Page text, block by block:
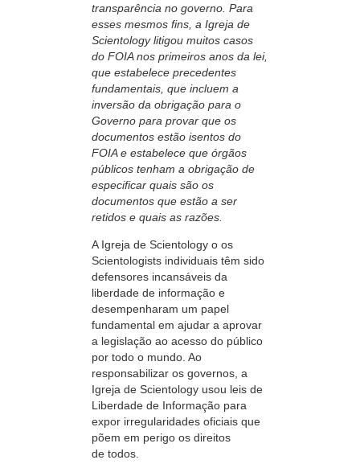
transparência no governo. Para
esses mesmos fins, a Igreja de
Scientology litigou muitos casos
do FOIA nos primeiros anos da lei,
que estabelece precedentes
fundamentais, que incluem a
inversão da obrigação para o
Governo para provar que os
documentos estão isentos do
FOIA e estabelece que órgãos
públicos tenham a obrigação de
especificar quais são os
documentos que estão a ser
retidos e quais as razões.
A Igreja de Scientology o os
Scientologists individuais têm sido
defensores incansáveis da
liberdade de informação e
desempenharam um papel
fundamental em ajudar a aprovar
a legislação ao acesso do público
por todo o mundo. Ao
responsabilizar os governos, a
Igreja de Scientology usou leis de
Liberdade de Informação para
expor irregularidades oficiais que
põem em perigo os direitos
de todos.